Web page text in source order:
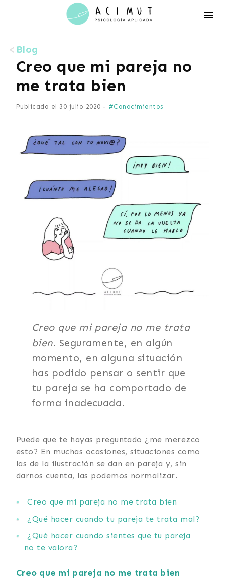
Acimut
Psicología
Blog
Creo que mi pareja no
me trata bien
Publicado el 30 julio 2020 - #Conocimientos
Creo que mi pareja no me trata
bien. Seguramente, en algún
momento, en alguna situación
has podido pensar o sentir que
tu pareja se ha comportado de
forma inadecuada.
Puede que te hayas preguntado ¿me merezco
esto? En muchas ocasiones, situaciones como
las de la ilustración se dan en pareja y, sin
darnos cuenta, las podemos normalizar.
Creo que mi pareja no me trata bien
¿Qué hacer cuando tu pareja te trata mal?
¿Qué hacer cuando sientes que tu pareja
no te valora?
Creo que mi pareja no me trata bien